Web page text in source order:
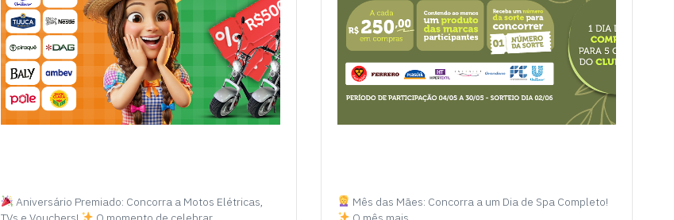
Aniversário Premiado: Concorra a Motos Elétricas,
Mês das Mães: Concorra a um Dia de Spa Completo!